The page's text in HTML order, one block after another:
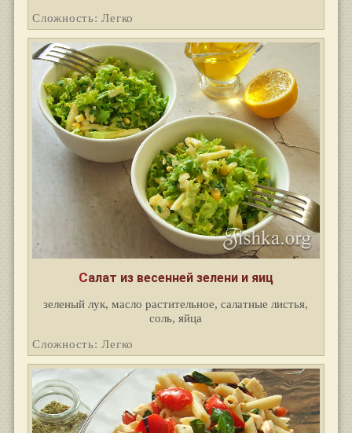
Сложность: Легко
Салат из весенней зелени и яиц
зеленый лук, масло растительное, салатные листья,
соль, яйца
Сложность: Легко